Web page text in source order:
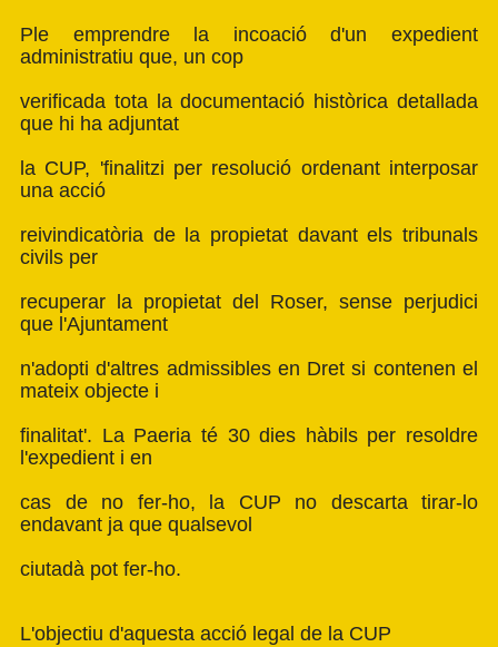
Ple emprendre la incoació d'un expedient
administratiu que, un cop
verificada tota la documentació històrica detallada
que hi ha adjuntat
la CUP, 'finalitzi per resolució ordenant interposar
una acció
reivindicatòria de la propietat davant els tribunals
civils per
recuperar la propietat del Roser, sense perjudici
que l'Ajuntament
n'adopti d'altres admissibles en Dret si contenen el
mateix objecte i
finalitat'. La Paeria té 30 dies hàbils per resoldre
l'expedient i en
cas de no fer-ho, la CUP no descarta tirar-lo
endavant ja que qualsevol
ciutadà pot fer-ho.
L'objectiu d'aquesta acció legal de la CUP